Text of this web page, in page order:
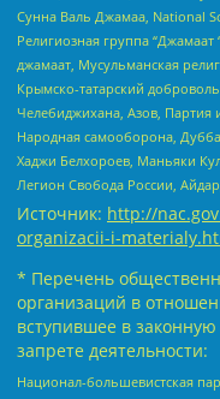
Сунна Валь Джамаа, National
Религиозная группа
джамаат, Мусульманская
Крымско-татарский
Челебиджихана, Азов, Партия
Народная самооборона,
Хаджи Белхороев, Маньяки
Легион Свобода России,
Источник: http://
organizacii-i-
* Перечень
организаций в
вступившее в
запрете деятельности:
Национал-большевистская